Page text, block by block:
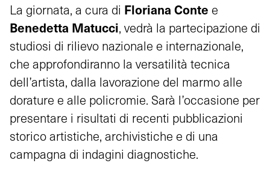
La giornata, a cura di Floriana Conte e
Benedetta Matucci, vedrà la partecipazione di
studiosi di rilievo nazionale e internazionale,
che approfondiranno la versatilità tecnica
dell’artista, dalla lavorazione del marmo alle
dorature e alle policromie. Sarà l’occasione per
presentare i risultati di recenti pubblicazioni
storico artistiche, archivistiche e di una
campagna di indagini diagnostiche.